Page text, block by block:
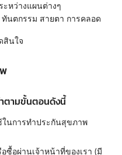
ะหว่างแผนต่างๆ
นตกรรม สายตา การคลอด
สินใจ
ตามขั้นตอนดังนี้
นการทำประกันสุขภาพ
ซื้อผ่านเจ้าหน้าที่ของเรา (มี